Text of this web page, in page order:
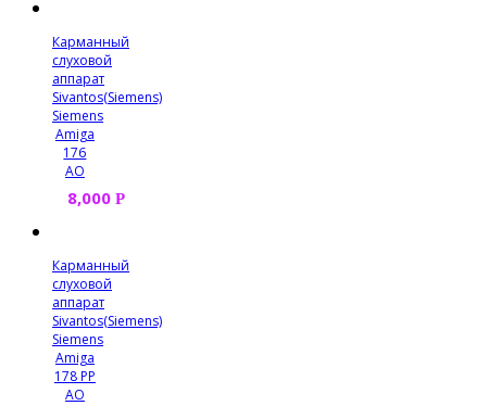
Карманный
слуховой
аппарат
Sivantos(Siemens)
Siemens
Amiga
176
AO
8,000 Р
Карманный
слуховой
аппарат
Sivantos(Siemens)
Siemens
Amiga
178 PP
AO